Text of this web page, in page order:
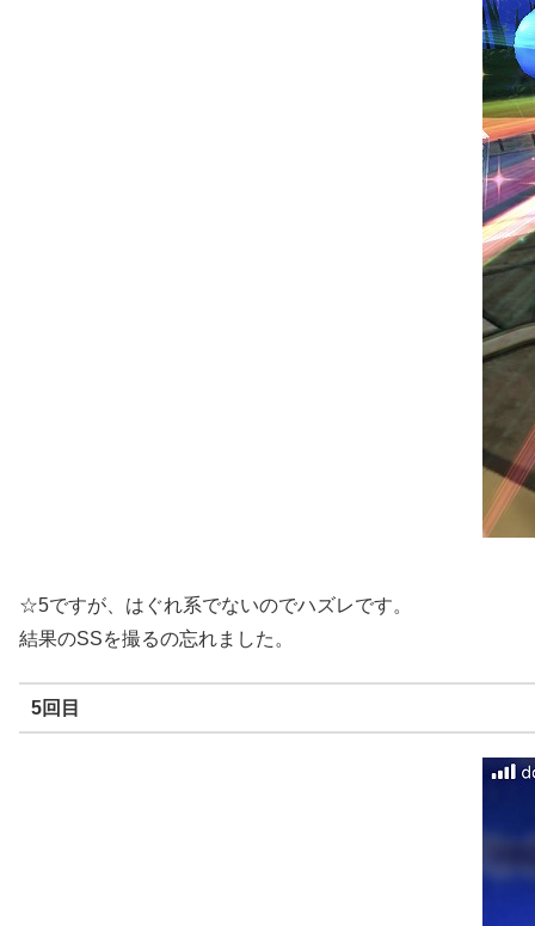
☆5ですが、はぐれ系でないのでハズレです。
結果のSSを撮るの忘れました。
5回目